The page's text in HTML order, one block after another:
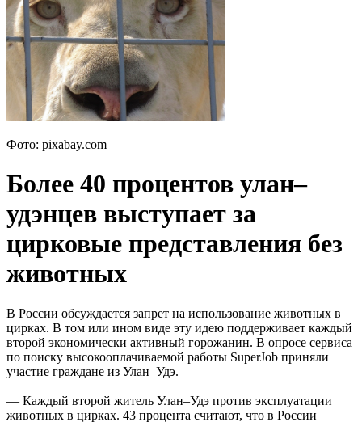
Фото: pixabay.com
Более 40 процентов улан–
удэнцев выступает за
цирковые представления без
животных
В России обсуждается запрет на использование животных в
цирках. В том или ином виде эту идею поддерживает каждый
второй экономически активный горожанин. В опросе сервиса
по поиску высокооплачиваемой работы SuperJob приняли
участие граждане из Улан–Удэ.
— Каждый второй житель Улан–Удэ против эксплуатации
животных в цирках. 43 процента считают, что в России